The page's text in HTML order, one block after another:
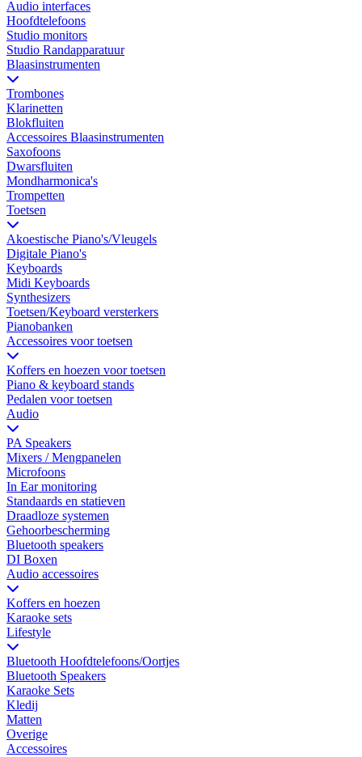
Audio interfaces
Hoofdtelefoons
Studio monitors
Studio Randapparatuur
Blaasinstrumenten
Trombones
Klarinetten
Blokfluiten
Accessoires Blaasinstrumenten
Saxofoons
Dwarsfluiten
Mondharmonica's
Trompetten
Toetsen
Akoestische Piano's/Vleugels
Digitale Piano's
Keyboards
Midi Keyboards
Synthesizers
Toetsen/Keyboard versterkers
Pianobanken
Accessoires voor toetsen
Koffers en hoezen voor toetsen
Piano & keyboard stands
Pedalen voor toetsen
Audio
PA Speakers
Mixers / Mengpanelen
Microfoons
In Ear monitoring
Standaards en statieven
Draadloze systemen
Gehoorbescherming
Bluetooth speakers
DI Boxen
Audio accessoires
Koffers en hoezen
Karaoke sets
Lifestyle
Bluetooth Hoofdtelefoons/Oortjes
Bluetooth Speakers
Karaoke Sets
Kledij
Matten
Overige
Accessoires